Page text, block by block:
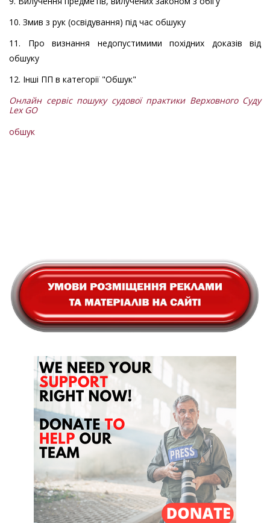
10. Змив з рук (освідування) під час обшуку
11. Про визнання недопустимими похідних доказів від
обшуку
12. Інші ПП в категорії "Обшук"
Онлайн сервіс пошуку судової практики Верховного Суду
Lex GO
обшук